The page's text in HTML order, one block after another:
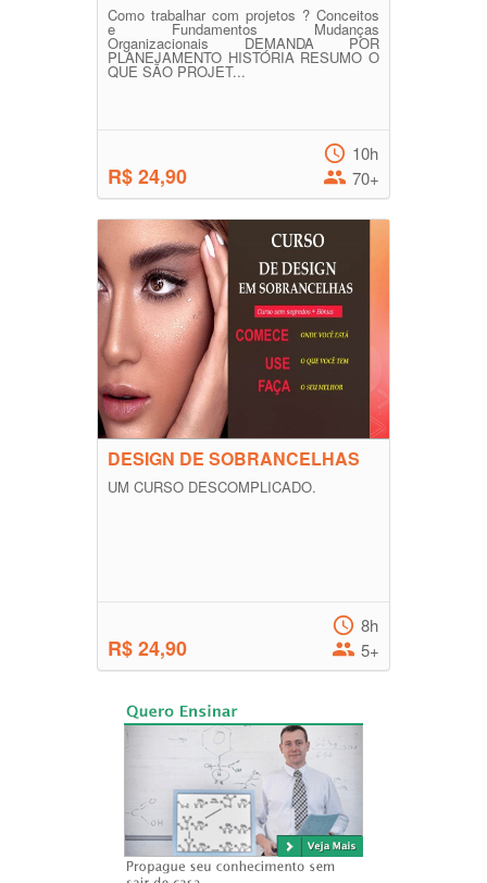
Como trabalhar com projetos ? Conceitos
e Fundamentos Mudanças
Organizacionais DEMANDA POR
PLANEJAMENTO HISTÓRIA RESUMO O
QUE SÃO PROJET...
R$ 24,90
10h
70+
DESIGN DE SOBRANCELHAS
UM CURSO DESCOMPLICADO.
R$ 24,90
8h
5+